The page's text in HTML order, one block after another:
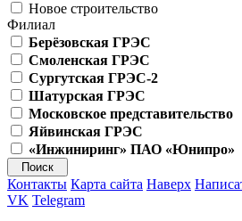
Новое строительство
Филиал
Берёзовская ГРЭС
Смоленская ГРЭС
Сургутская ГРЭС-2
Шатурская ГРЭС
Московское представительство
Яйвинская ГРЭС
«Инжиниринг» ПАО «Юнипро»
Контакты Карта сайта Наверх
VK Telegram